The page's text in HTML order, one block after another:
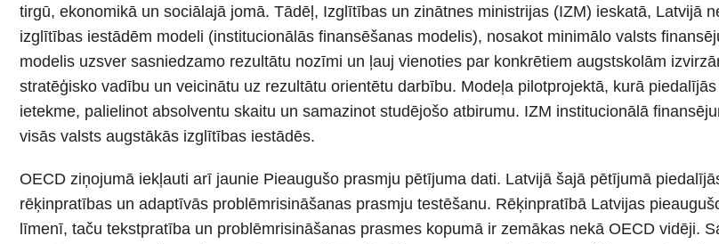
tirgū, ekonomikā un sociālajā jomā. Tādēļ, Izglītības un zinātnes ministrijas (IZM) ieskatā, Latvijā
izglītības iestādēm modeli (institucionālās finansēšanas modelis), nosakot minimālo valsts
modelis uzsver sasniedzamo rezultātu nozīmi un ļauj vienoties par konkrētiem augstskolām
stratēģisko vadību un veicinātu uz rezultātu orientētu darbību. Modeļa pilotprojektā, kurā
ietekme, palielinot absolventu skaitu un samazinot studējošo atbirumu. IZM institucionālā
visās valsts augstākās izglītības iestādēs.
OECD ziņojumā iekļauti arī jaunie Pieaugušo prasmju pētījuma dati. Latvijā šajā pētījumā
rēķinpratības un adaptīvās problēmrisināšanas prasmju testēšanu. Rēķinpratībā Latvijas
līmenī, taču tekstpratība un problēmrisināšanas prasmes kopumā ir zemākas nekā OECD vidēji.